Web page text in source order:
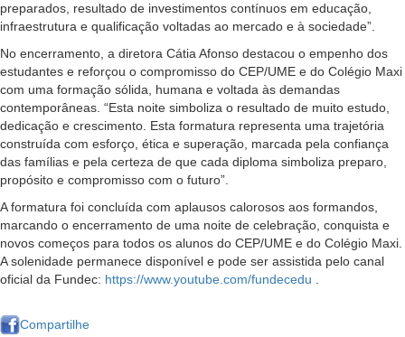
preparados, resultado de investimentos contínuos em educação,
infraestrutura e qualificação voltadas ao mercado e à sociedade”.
No encerramento, a diretora Cátia Afonso destacou o empenho dos
estudantes e reforçou o compromisso do CEP/UME e do Colégio Maxi
com uma formação sólida, humana e voltada às demandas
contemporâneas. “Esta noite simboliza o resultado de muito estudo,
dedicação e crescimento. Esta formatura representa uma trajetória
construída com esforço, ética e superação, marcada pela confiança
das famílias e pela certeza de que cada diploma simboliza preparo,
propósito e compromisso com o futuro”.
A formatura foi concluída com aplausos calorosos aos formandos,
marcando o encerramento de uma noite de celebração, conquista e
novos começos para todos os alunos do CEP/UME e do Colégio Maxi.
A solenidade permanece disponível e pode ser assistida pelo canal
oficial da Fundec: https://www.youtube.com/fundecedu
Compartilhe